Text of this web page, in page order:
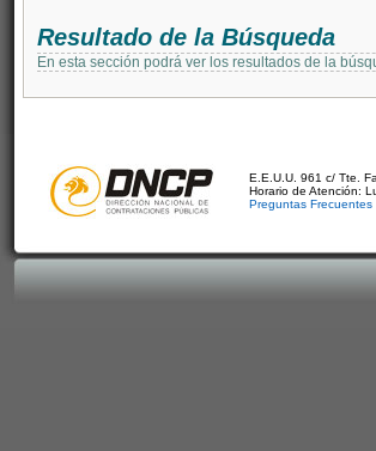
Resultado de la Búsqueda
En esta sección podrá ver los resultados de la
E.E.U.U. 961 c/ Tte.
Horario de Atención:
Preguntas Frecuentes